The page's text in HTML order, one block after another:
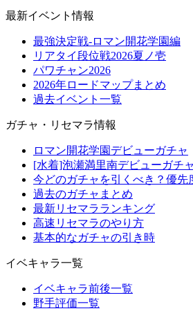
最新イベント情報
最強決定戦-ロマン開花学園編
リアタイ段位戦2026夏ノ壱
パワチャン2026
2026年ロードマップまとめ
過去イベント一覧
ガチャ・リセマラ情報
ロマン開花学園デビューガチャ
[水着]泡瀬満里南デビューガチャ
今どのガチャを引くべき？優先
過去のガチャまとめ
最新リセマラランキング
高速リセマラのやり方
基本的なガチャの引き時
イベキャラ一覧
イベキャラ前後一覧
野手評価一覧